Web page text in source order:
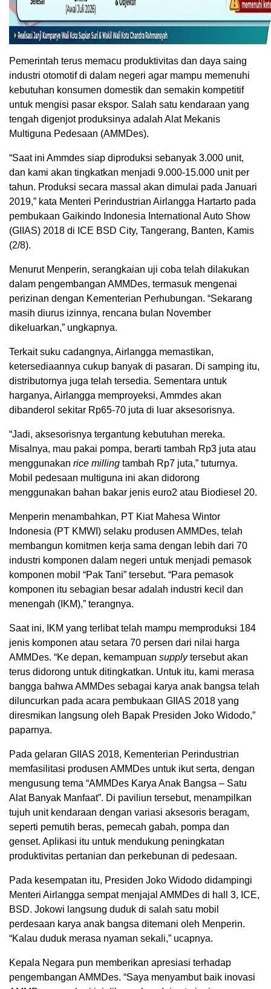
Pemerintah terus memacu produktivitas dan daya saing
industri otomotif di dalam negeri agar mampu memenuhi
kebutuhan konsumen domestik dan semakin kompetitif
untuk mengisi pasar ekspor. Salah satu kendaraan yang
tengah digenjot produksinya adalah Alat Mekanis
Multiguna Pedesaan (AMMDes).
“Saat ini Ammdes siap diproduksi sebanyak 3.000 unit,
dan kami akan tingkatkan menjadi 9.000-15.000 unit per
tahun. Produksi secara massal akan dimulai pada Januari
2019,” kata Menteri Perindustrian Airlangga Hartarto pada
pembukaan Gaikindo Indonesia International Auto Show
(GIIAS) 2018 di ICE BSD City, Tangerang, Banten, Kamis
(2/8).
Menurut Menperin, serangkaian uji coba telah dilakukan
dalam pengembangan AMMDes, termasuk mengenai
perizinan dengan Kementerian Perhubungan. “Sekarang
masih diurus izinnya, rencana bulan November
dikeluarkan,” ungkapnya.
Terkait suku cadangnya, Airlangga memastikan,
ketersediaannya cukup banyak di pasaran. Di samping itu,
distributornya juga telah tersedia. Sementara untuk
harganya, Airlangga memproyeksi, Ammdes akan
dibanderol sekitar Rp65-70 juta di luar aksesorisnya.
“Jadi, aksesorisnya tergantung kebutuhan mereka.
Misalnya, mau pakai pompa, berarti tambah Rp3 juta atau
menggunakan rice milling tambah Rp7 juta,” tuturnya.
Mobil pedesaan multiguna ini akan didorong
menggunakan bahan bakar jenis euro2 atau Biodiesel 20.
Menperin menambahkan, PT Kiat Mahesa Wintor
Indonesia (PT KMWI) selaku produsen AMMDes, telah
membangun komitmen kerja sama dengan lebih dari 70
industri komponen dalam negeri untuk menjadi pemasok
komponen mobil “Pak Tani” tersebut. “Para pemasok
komponen itu sebagian besar adalah industri kecil dan
menengah (IKM),” terangnya.
Saat ini, IKM yang terlibat telah mampu memproduksi 184
jenis komponen atau setara 70 persen dari nilai harga
AMMDes. “Ke depan, kemampuan supplytersebut akan
terus didorong untuk ditingkatkan. Untuk itu, kami merasa
bangga bahwa AMMDes sebagai karya anak bangsa telah
diluncurkan pada acara pembukaan GIIAS 2018 yang
diresmikan langsung oleh Bapak Presiden Joko Widodo,”
paparnya.
Pada gelaran GIIAS 2018, Kementerian Perindustrian
memfasilitasi produsen AMMDes untuk ikut serta, dengan
mengusung tema “AMMDes Karya Anak Bangsa – Satu
Alat Banyak Manfaat”. Di paviliun tersebut, menampilkan
tujuh unit kendaraan dengan variasi aksesoris beragam,
seperti pemutih beras, pemecah gabah, pompa dan
genset. Aplikasi itu untuk mendukung peningkatan
produktivitas pertanian dan perkebunan di pedesaan.
Pada kesempatan itu, Presiden Joko Widodo didampingi
Menteri Airlangga sempat menjajal AMMDes di hall 3, ICE,
BSD. Jokowi langsung duduk di salah satu mobil
perdesaan karya anak bangsa ditemani oleh Menperin.
“Kalau duduk merasa nyaman sekali,” ucapnya.
Kepala Negara pun memberikan apresiasi terhadap
pengembangan AMMDes. “Saya menyambut baik inovasi